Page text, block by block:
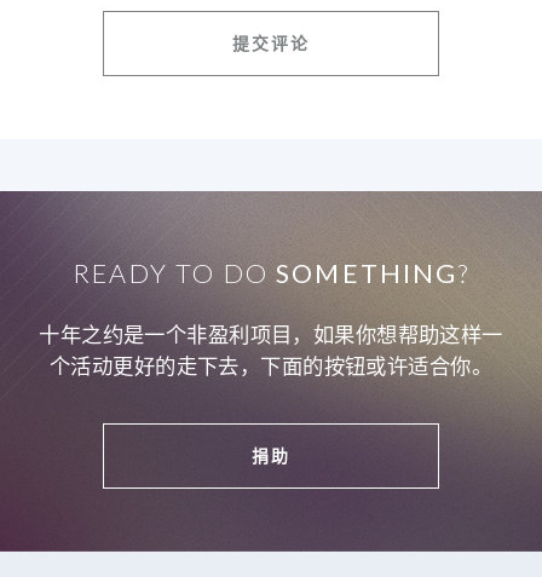
READY TO DOSOMETHING?
十年之约是一个非盈利项目，如果你想帮助这样一
个活动更好的走下去，下面的按钮或许适合你。
捐助